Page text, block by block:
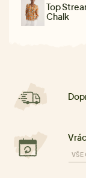
Top
Chalk
VŠE